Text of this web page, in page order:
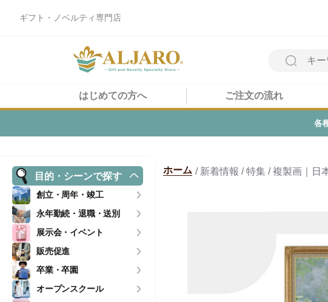
ギフト・ノベルティ専門店
はじめての方へ ご注文の流れ
目的・シーンで探す
創立・周年・竣工
永年勤続・退職・送別
展示会・イベント
販売促進
卒業・卒園
オープンスクール
ホーム / 新着情報 / 特集 / 複製画｜日